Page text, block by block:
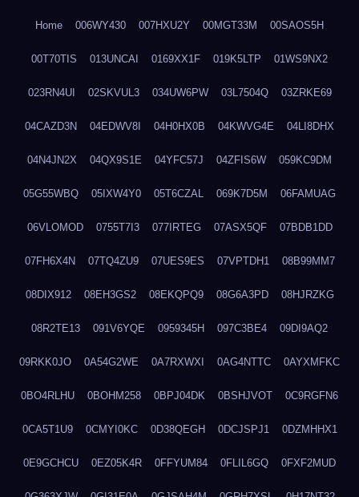
Home 006WY430 007HXU2Y 00MGT33M 00SAOS5H
00T70TIS 013UNCAI 0169XX1F 019K5LTP 01WS9NX2
023RN4UI 02SKVUL3 034UW6PW 03L7504Q 03ZRKE69
04CAZD3N 04EDWV8I 04H0HX0B 04KWVG4E 04LI8DHX
04N4JN2X 04QX9S1E 04YFC57J 04ZFIS6W 059KC9DM
05G55WBQ 05IXW4Y0 05T6CZAL 069K7D5M 06FAMUAG
06VLOMOD 0755T7I3 077IRTEG 07ASX5QF 07BDB1DD
07FH6X4N 07TQ4ZU9 07UES9ES 07VPTDH1 08B99MM7
08DIX912 08EH3GS2 08EKQPQ9 08G6A3PD 08HJRZKG
08R2TE13 091V6YQE 0959345H 097C3BE4 09DI9AQ2
09RKK0JO 0A54G2WE 0A7RXWXI 0AG4NTTC 0AYXMFKC
0BO4RLHU 0BOHM258 0BPJ04DK 0BSHJVOT 0C9RGFN6
0CA5T1U9 0CMYI0KC 0D38QEGH 0DCJSPJ1 0DZMHHX1
0E9GCHCU 0EZ05K4R 0FFYUM84 0FLIL6GQ 0FXF2MUD